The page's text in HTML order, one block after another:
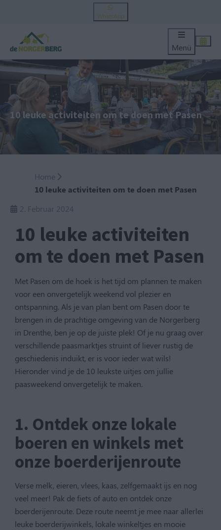
WhatsApp
Menü
10 leuke activiteiten om te doen met Pasen
Home
10 leuke activiteiten om te doen met Pasen
2. Februar 2024
10 leuke activiteiten
om te doen met Pasen
Met Pasen om de hoek is het tijd om plannen te maken
voor een onvergetelijk weekend vol plezier en
ontspanning. Als je van plan bent om Pasen door te
brengen in de prachtige omgeving van de Norgerberg
in Drenthe, ben je op de juiste plek! Of je nu graag over
verschillende paasmarktjes struint of liever rustig de
geschiedenis induikt, er is voor ieder wat wils!
Hieronder vind je de 10 leukste uitjes om jullie
paasweekend onvergetelijk te maken.
1. Ontdek onze lokale
boeren en winkels met
onze boerderijenroute
Verse melk, eieren, vlees, kaas, zelfgemaakt ijs en nog
veel meer! Pak de fiets of auto en ontdek onze
boerderijenroute. Deze route neemt je mee naar allerlei
leuke boerderijwinkels, lokale winkeltjes en mooie